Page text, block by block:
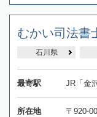
むかい司法書
石川県
最寄駅 JR「金
所在地 〒920-